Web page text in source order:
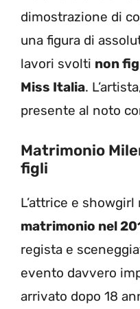
dimostrazione di
una figura di
lavori svolti non
Miss Italia.
presente al noto
Matrimonio
figli
L’attrice e
matrimonio nel
regista e
evento davvero
arrivato dopo 18